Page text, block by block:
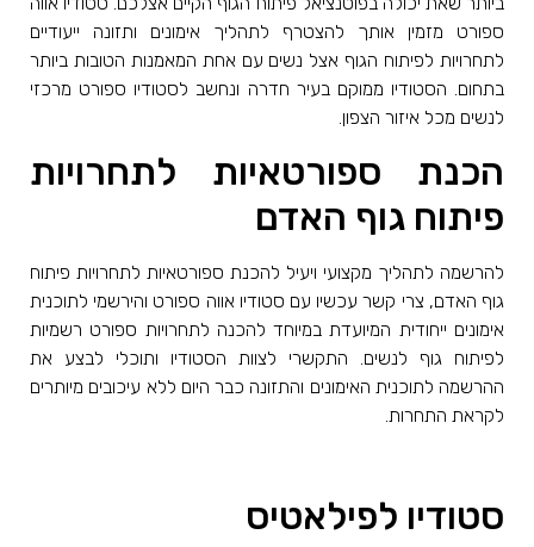
ספורט מזמין אותך להצטרף לתהליך אימונים ותזונה ייעודיים
לתחרויות לפיתוח הגוף אצל נשים עם אחת המאמנות הטובות ביותר
בתחום. הסטודיו ממוקם בעיר חדרה ונחשב לסטודיו ספורט מרכזי
לנשים מכל איזור הצפון.
הכנת ספורטאיות לתחרויות
פיתוח גוף האדם
להרשמה לתהליך מקצועי ויעיל להכנת ספורטאיות לתחרויות פיתוח
גוף האדם, צרי קשר עכשיו עם סטודיו אווה ספורט והירשמי לתוכנית
אימונים ייחודית המיועדת במיוחד להכנה לתחרויות ספורט רשמיות
לפיתוח גוף לנשים. התקשרי לצוות הסטודיו ותוכלי לבצע את
ההרשמה לתוכנית האימונים והתזונה כבר היום ללא עיכובים מיותרים
לקראת התחרות.
סטודיו לפילאטיס